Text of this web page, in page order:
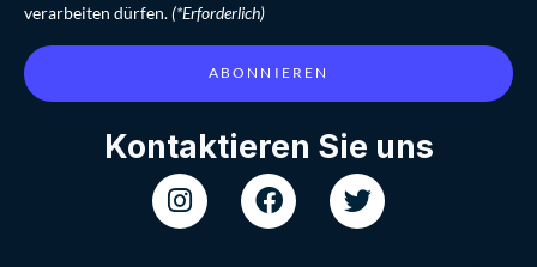
verarbeiten dürfen.(*Erforderlich)
ABONNIEREN
Kontaktieren Sie uns